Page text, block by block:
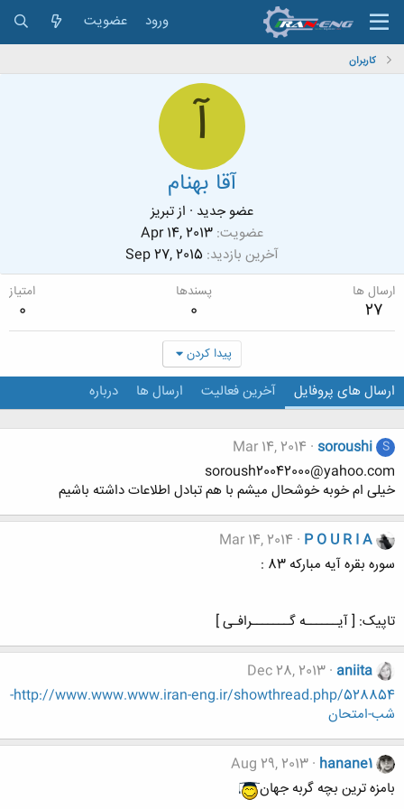
ورود عضویت
کاربران
آ
آقا بهنام
عضو جدید · ازتبریز
عضویت Apr 14, 2013
آخرین بازدید Sep 27, 2015
ارسال ها
27
پسندها
0
امتیاز
0
پیدا کردن
ارسال های پروفایل آخرین فعالیت ارسال ها درباره
S
soroushi
Mar 14, 2014
soroush20042000@yahoo.com
خیلی ام خوبه خوشحال میشم با هم تبادل اطلاعات داشته باشیم
P O U R I A
Mar 14, 2014
سوره بقره آیه مبارکه 83 :
تاپیک: [ آیــــــه گـــــــرافـی ]
aniita
Dec 28, 2013
http://www.www.www.iran-eng.ir/showthread.php/528854-
شب-امتحان
hanane1
Aug 29, 2013
بامزه ترین بچه گربه جهان